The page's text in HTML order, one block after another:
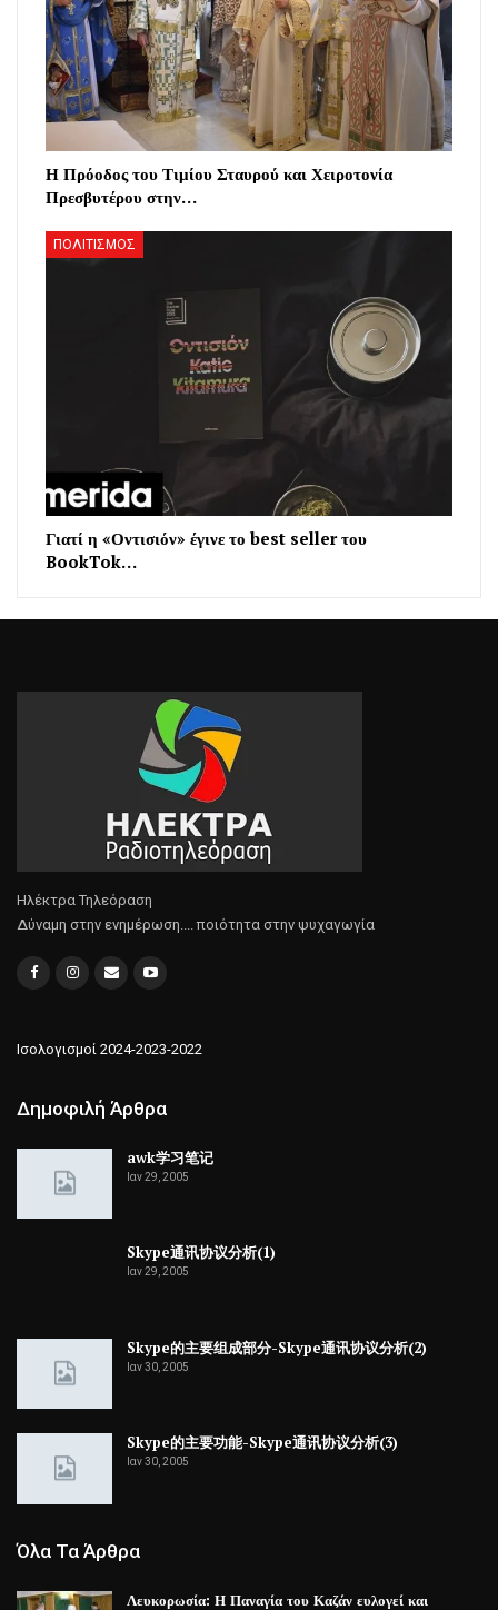
Η Πρόοδος του Τιμίου Σταυρού και Χειροτονία
Πρεσβυτέρου στην…
ΠΟΛΙΤΙΣΜΟΣ
Γιατί η «Οντισιόν» έγινε το best seller του
BookTok…
Ηλέκτρα Τηλεόραση
Δύναμη στην ενημέρωση.... ποιότητα στην ψυχαγωγία
Ισολογισμοί 2024-2023-2022
Δημοφιλή Άρθρα
awk学习笔记
Ιαν 29, 2005
Skype通讯协议分析(1)
Ιαν 29, 2005
Skype的主要组成部分-Skype通讯协议分析(2)
Ιαν 30, 2005
Skype的主要功能-Skype通讯协议分析(3)
Ιαν 30, 2005
Όλα Τα Άρθρα
Λευκορωσία: Η Παναγία του Καζάν ευλογεί και